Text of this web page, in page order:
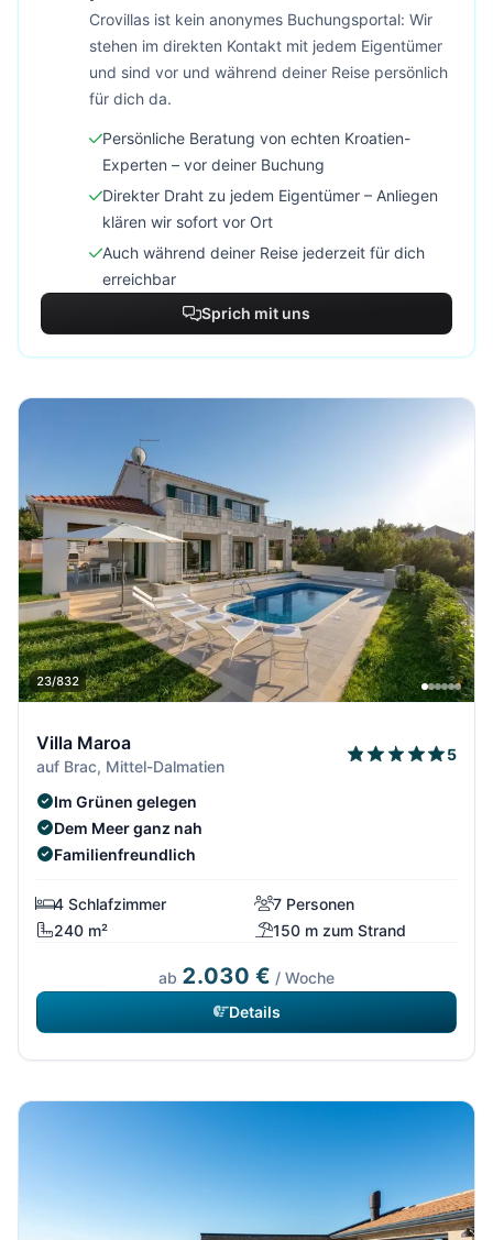
Crovillas ist kein anonymes Buchungsportal: Wir
stehen im direkten Kontakt mit jedem Eigentümer
und sind vor und während deiner Reise persönlich
für dich da.
Persönliche Beratung von echten Kroatien-
Experten – vor deiner Buchung
Direkter Draht zu jedem Eigentümer – Anliegen
klären wir sofort vor Ort
Auch während deiner Reise jederzeit für dich
erreichbar
Sprich mit uns
23/832
Villa Maroa
auf Brac, Mittel-Dalmatien
5
Im Grünen gelegen
Dem Meer ganz nah
Familienfreundlich
4 Schlafzimmer
7 Personen
240 m²
150 m zum Strand
ab 2.030 € / Woche
Details